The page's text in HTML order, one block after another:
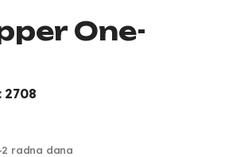
One-
2708
radna dana